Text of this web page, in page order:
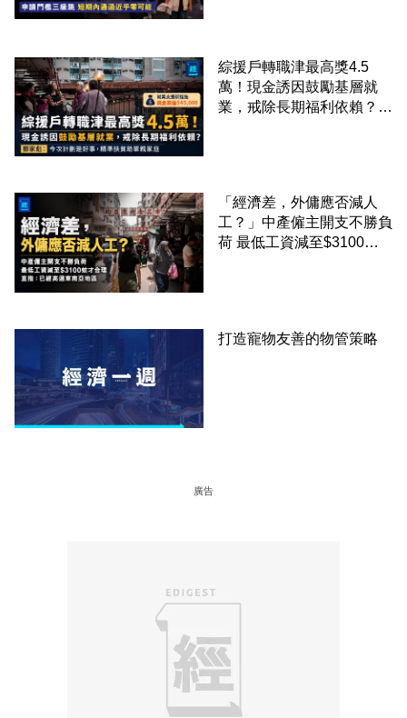
綜援戶轉職津最高獎4.5
萬！現金誘因鼓勵基層就
業，戒除長期福利依賴？鄧
「經濟差，外傭應否減人
工？」中產僱主開支不勝負
荷 最低工資減至$3100蚊
打造寵物友善的物管策略
廣告